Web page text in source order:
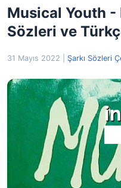
Musical Youth -
Sözleri ve
31 Mayıs 2022 Şarkı Sözleri